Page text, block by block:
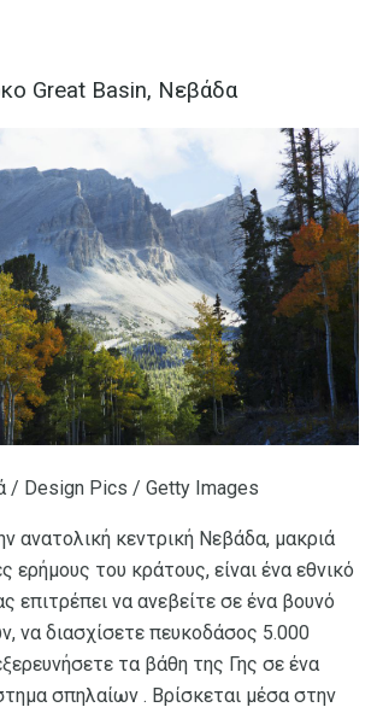
Great Basin, Νεβάδα
/ Design Pics / Getty Images
ανατολική κεντρική Νεβάδα, μακριά
ερήμους του κράτους, είναι ένα εθνικό
επιτρέπει να ανεβείτε σε ένα βουνό
να διασχίσετε πευκοδάσος 5.000
τα βάθη της Γης σε ένα
σπηλαίων . Βρίσκεται μέσα στην